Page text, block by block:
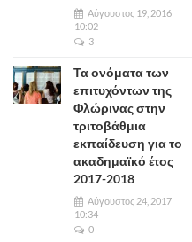
Αύγουστος 19, 2016
10:02
3
Τα ονόματα των
επιτυχόντων της
Φλώρινας στην
τριτοβάθμια
εκπαίδευση για το
ακαδημαϊκό έτος
2017-2018
Αύγουστος 24, 2017
10:34
0